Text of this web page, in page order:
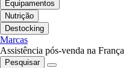
Equipamentos
Nutrição
Destocking
Marcas
Assistência pós-venda na França
Pesquisar